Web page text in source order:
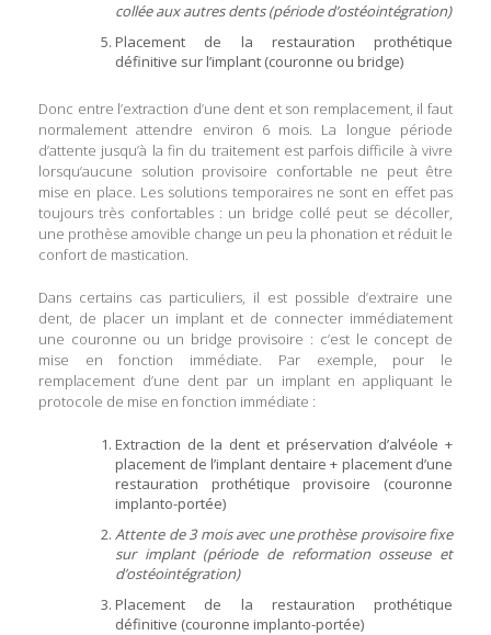
collée aux autres dents(période d’ostéointégration)
Placement de la restauration prothétique
définitive sur l’implant (couronne ou bridge)
Donc entre l’extraction d’une dent et son remplacement, il faut
normalement attendre environ 6 mois. La longue période
d’attente jusqu’à la fin du traitement est parfois difficile à vivre
lorsqu’aucune solution provisoire confortable ne peut être
mise en place. Les solutions temporaires ne sont en effet pas
toujours très confortables : un bridge collé peut se décoller,
une prothèse amovible change un peu la phonation et réduit le
confort de mastication.
Dans certains cas particuliers, il est possible d’extraire une
dent, de placer un implant et de connecter immédiatement
une couronne ou un bridge provisoire : c’est le concept de
mise en fonction immédiate. Par exemple, pour le
remplacement d’une dent par un implant en appliquant le
protocole de mise en fonction immédiate :
Extraction de la dent et préservation d’alvéole +
placement de l’implant dentaire + placement d’une
restauration prothétique provisoire (couronne
implanto-portée)
Attente de 3 mois avec une prothèse provisoire fixe
sur implant (période de reformation osseuse et
d’ostéointégration)
Placement de la restauration prothétique
définitive (couronne implanto-portée)